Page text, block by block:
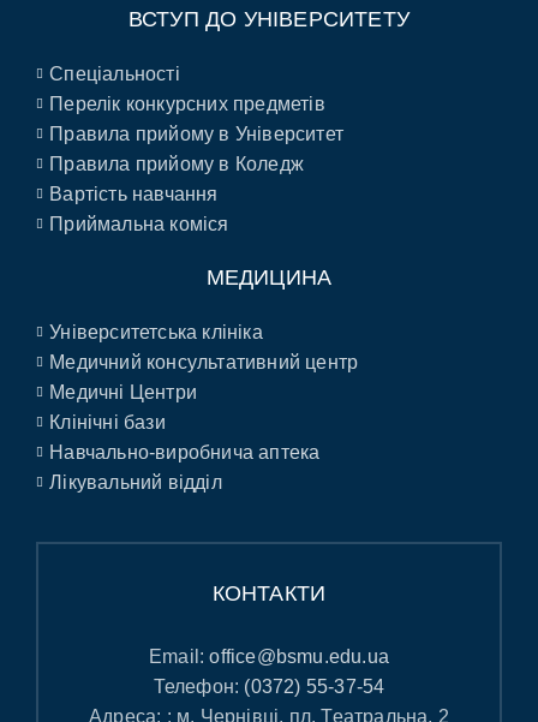
ВСТУП ДО УНІВЕРСИТЕТУ
Спеціальності
Перелік конкурсних предметів
Правила прийому в Університет
Правила прийому в Коледж
Вартість навчання
Приймальна коміся
МЕДИЦИНА
Університетська клініка
Медичний консультативний центр
Медичні Центри
Клінічні бази
Навчально-виробнича аптека
Лікувальний відділ
КОНТАКТИ
Email:office@bsmu.edu.ua
Телефон: (0372) 55-37-54
Адреса: : м. Чернівці, пл. Театральна, 2